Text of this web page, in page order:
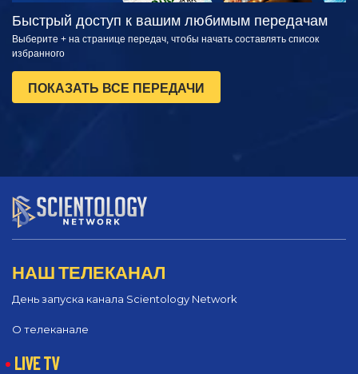
Быстрый доступ к вашим любимым передачам
Выберите + на странице передач, чтобы начать составлять список
избранного
ПОКАЗАТЬ ВСЕ ПЕРЕДАЧИ
НАШ ТЕЛЕКАНАЛ
День запуска канала Scientology Network
О телеканале
LIVE TV